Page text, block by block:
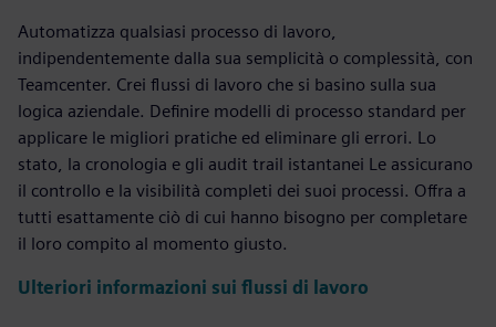
Automatizza qualsiasi processo di lavoro,
indipendentemente dalla sua semplicità o complessità, con
Teamcenter. Crei flussi di lavoro che si basino sulla sua
logica aziendale. Definire modelli di processo standard per
applicare le migliori pratiche ed eliminare gli errori. Lo
stato, la cronologia e gli audit trail istantanei Le assicurano
il controllo e la visibilità completi dei suoi processi. Offra a
tutti esattamente ciò di cui hanno bisogno per completare
il loro compito al momento giusto.
Ulteriori informazioni sui flussi di lavoro